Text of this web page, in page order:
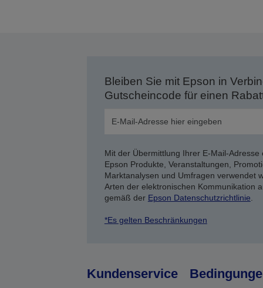
Bleiben Sie mit Epson in
Gutscheincode für einen
Mit der Übermittlung Ihrer E-Mail-
Epson Produkte, Veranstaltungen,
Marktanalysen und Umfragen verwendet
Arten der elektronischen Kommunikation
gemäß der Epson Datenschutzrichtlinie.
*Es gelten Beschränkungen
Kundenservice